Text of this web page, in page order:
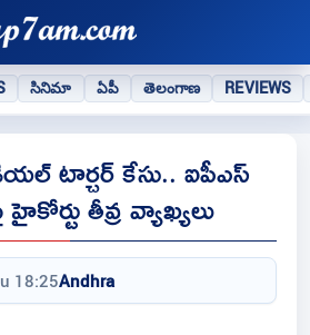
సినిమా ఏపీ తెలంగాణ REVIEWS
టార్చర్ కేసు.. ఐపీఎస్
తీవ్ర వ్యాఖ్యలు
18:25Andhra